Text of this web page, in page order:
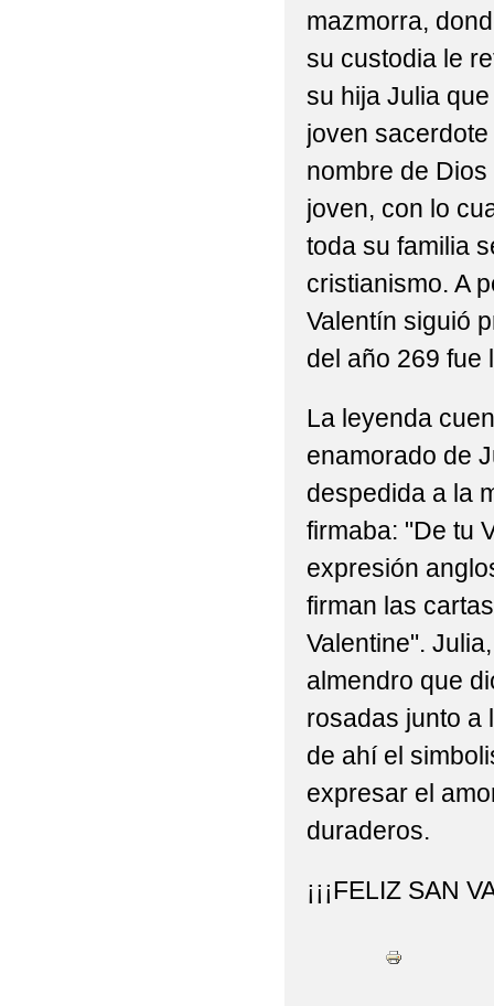
mazmorra,
su custodia le
su hija Julia
joven
nombre de
joven, con lo
toda su familia
cristianismo. A
Valentín siguió
del año 269 fue
La leyenda
enamorado de
despedida a la
firmaba: "De tu
expresión
firman las
Valentine".
almendro que
rosadas junto a
de ahí el
expresar el
duraderos.
¡¡¡FELIZ SAN